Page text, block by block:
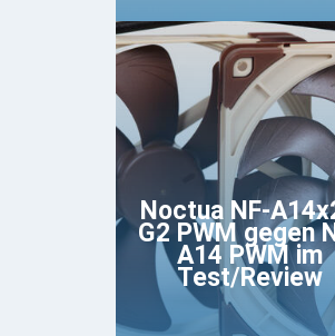
Noctua NF-
G2 PWM gegen
A14 PWM im
Test/Review